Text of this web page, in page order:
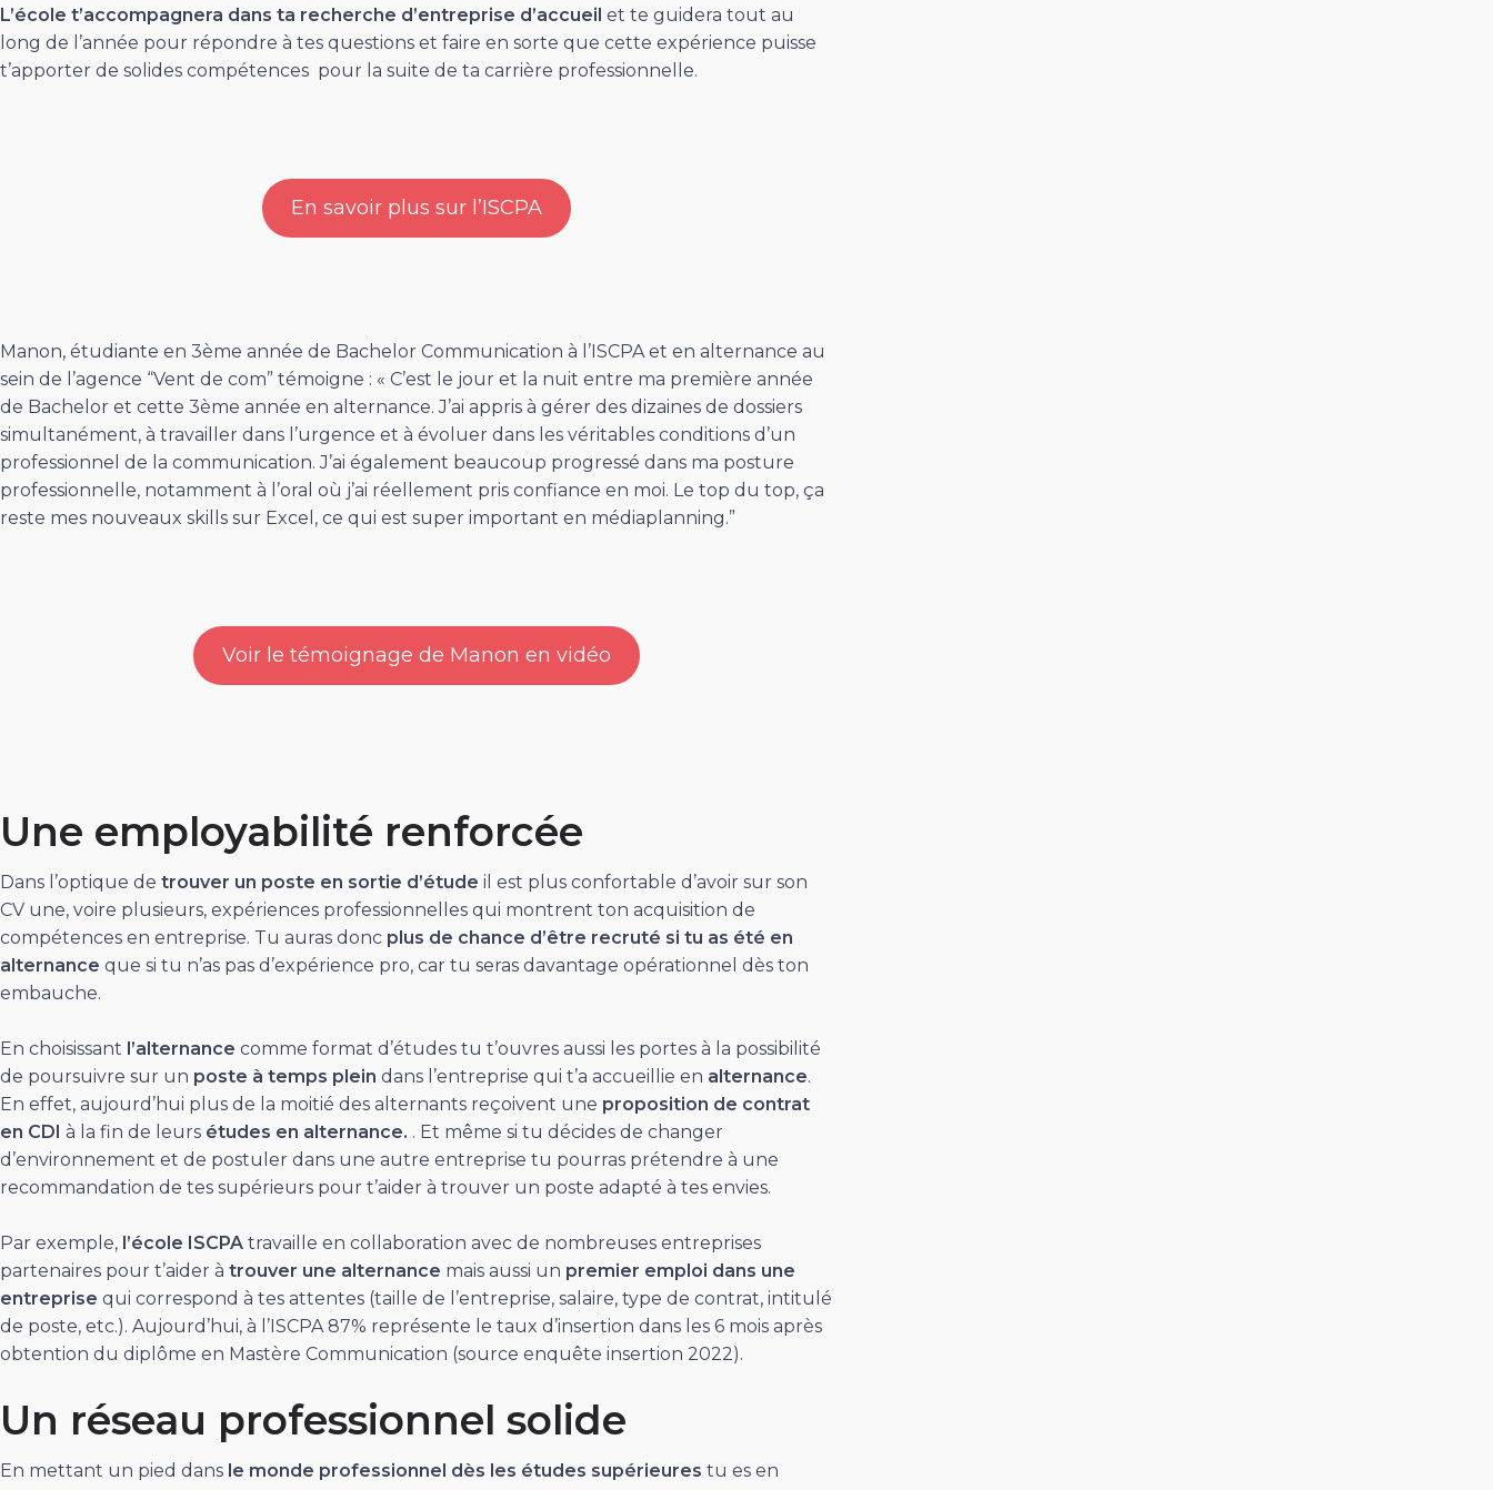
L’école t’accompagnera dans ta recherche d’entreprise d’accueil et te guidera tout au
long de l’année pour répondre à tes questions et faire en sorte que cette expérience puisse
t’apporter de solides compétences pour la suite de ta carrière professionnelle.
En savoir plus sur l’ISCPA
Manon, étudiante en 3ème année de Bachelor Communication à l’ISCPA et en alternance au
sein de l’agence “Vent de com” témoigne : « C’est le jour et la nuit entre ma première année
de Bachelor et cette 3ème année en alternance. J’ai appris à gérer des dizaines de dossiers
simultanément, à travailler dans l’urgence et à évoluer dans les véritables conditions d’un
professionnel de la communication. J’ai également beaucoup progressé dans ma posture
professionnelle, notamment à l’oral où j’ai réellement pris confiance en moi. Le top du top, ça
reste mes nouveaux skills sur Excel, ce qui est super important en médiaplanning.”
Voir le témoignage de Manon en vidéo
Une employabilité renforcée
Dans l’optique de trouver un poste en sortie d’étude il est plus confortable d’avoir sur son
CV une, voire plusieurs, expériences professionnelles qui montrent ton acquisition de
compétences en entreprise. Tu auras donc plus de chance d’être recruté si tu as été en
alternance que si tu n’as pas d’expérience pro, car tu seras davantage opérationnel dès ton
embauche.
En choisissant l’alternance comme format d’études tu t’ouvres aussi les portes à la possibilité
de poursuivre sur un poste à temps plein dans l’entreprise qui t’a accueillie en alternance.
En effet, aujourd’hui plus de la moitié des alternants reçoivent une proposition de contrat
en CDI à la fin de leurs études en alternance. . Et même si tu décides de changer
d’environnement et de postuler dans une autre entreprise tu pourras prétendre à une
recommandation de tes supérieurs pour t’aider à trouver un poste adapté à tes envies.
Par exemple, l’école ISCPA travaille en collaboration avec de nombreuses entreprises
partenaires pour t’aider à trouver une alternance mais aussi un premier emploi dans une
entreprise qui correspond à tes attentes (taille de l’entreprise, salaire, type de contrat, intitulé
de poste, etc.). Aujourd’hui, à l’ISCPA 87% représente le taux d’insertion dans les 6 mois après
obtention du diplôme en Mastère Communication (source enquête insertion 2022).
Un réseau professionnel solide
En mettant un pied dans le monde professionnel dès les études supérieures tu es en